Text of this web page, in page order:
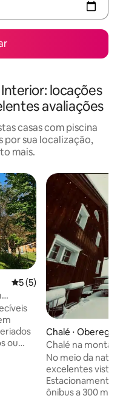
locações
avaliações
casas com piscina
por sua localização,
mais.
5 de uma avaliação média
5 (5)
ou
Chalé ⋅ Oberegg
Chalé na
No meio da
excelentes vistas
Estacionamento
ônibus a 300 m de